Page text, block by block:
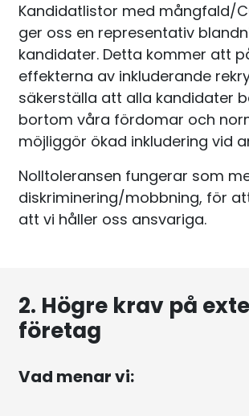
Kandidatlistor med mångfald/
ger oss en representativ
kandidater. Detta kommer att
effekterna av inkluderande
säkerställa att alla kandidater
bortom våra fördomar och
möjliggör ökad inkludering vid
Nolltoleransen fungerar som
diskriminering/mobbning, för
att vi håller oss ansvariga.
2. Högre krav på
företag
Vad menar vi: